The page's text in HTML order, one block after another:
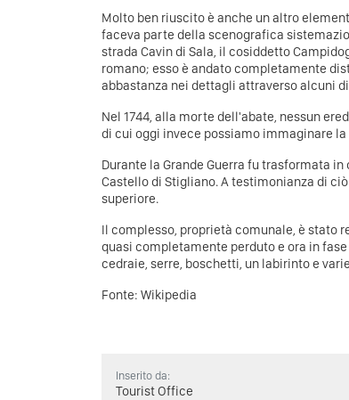
Molto ben riuscito è anche un altro
faceva parte della scenografica
strada Cavin di Sala, il cosiddetto
romano; esso è andato completamente
abbastanza nei dettagli attraverso alcuni
Nel 1744, alla morte dell'abate, nessun
di cui oggi invece possiamo immaginare
Durante la Grande Guerra fu trasformata
Castello di Stigliano. A testimonianza di
superiore.
Il complesso, proprietà comunale, è stato
quasi completamente perduto e ora in
cedraie, serre, boschetti, un labirinto e
Fonte: Wikipedia
Inserito da:
Tourist Office